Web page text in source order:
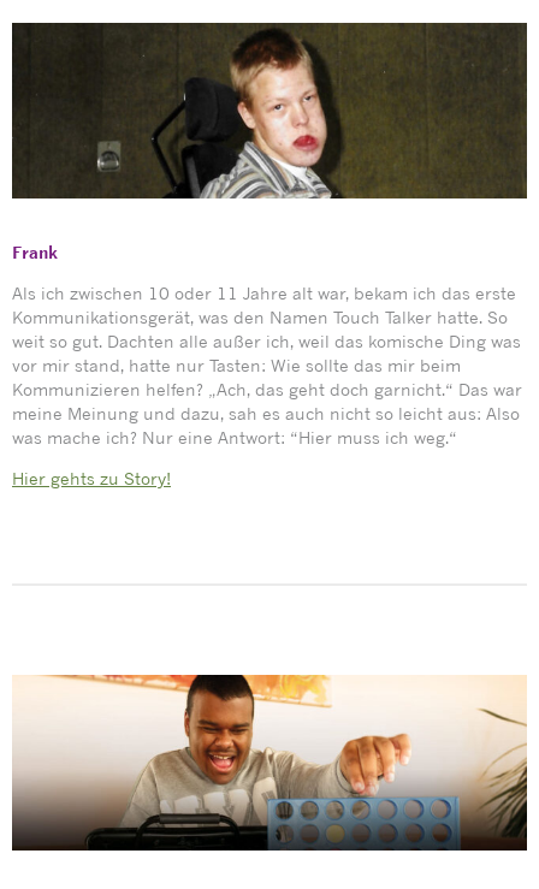
Frank
Als ich zwischen 10 oder 11 Jahre alt war, bekam ich das erste
Kommunikationsgerät, was den Namen Touch Talker hatte. So
weit so gut. Dachten alle außer ich, weil das komische Ding was
vor mir stand, hatte nur Tasten: Wie sollte das mir beim
Kommunizieren helfen? „Ach, das geht doch garnicht.“ Das war
meine Meinung und dazu, sah es auch nicht so leicht aus: Also
was mache ich? Nur eine Antwort: “Hier muss ich weg.“
Hier gehts zu Story!